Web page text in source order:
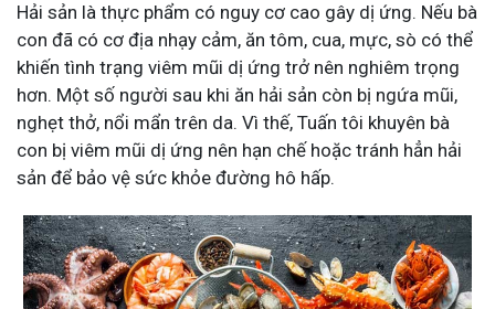
Hải sản là thực phẩm có nguy cơ cao gây dị ứng. Nếu bà
con đã có cơ địa nhạy cảm, ăn tôm, cua, mực, sò có thể
khiến tình trạng viêm mũi dị ứng trở nên nghiêm trọng
hơn. Một số người sau khi ăn hải sản còn bị ngứa mũi,
nghẹt thở, nổi mẩn trên da. Vì thế, Tuấn tôi khuyên bà
con bị viêm mũi dị ứng nên hạn chế hoặc tránh hẳn hải
sản để bảo vệ sức khỏe đường hô hấp.